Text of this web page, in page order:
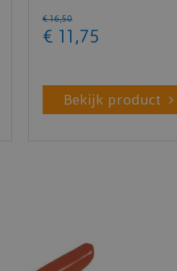
€ 16,50
€ 11 ,75
Bekijk product